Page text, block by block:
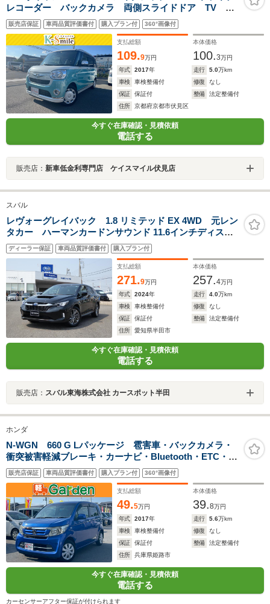
レコーダー バックカメラ 両側スライドドア TV ク
リアランスソナー 衝突被害軽減システム オートマチ
ックハイビーム スマートキー アイドリングストッ
プ 電動格納ミラー CVT ベンチシート
販売店保証 車両品質評価書付 購入プラン付 360°画像付
支払総額
109.9万円
本体価格
100.3万円
年式
2017年 走行 5.0万km
車検
車検整備付 修復
なし
保証
保証付 整備
法定整備付
住所
京都府京都市伏見区
今すぐ在庫確認・見積依頼
電話する
販売店： 新車低金利専門店 ケイスマイル伏見店
スバル
レヴォーグレイバック 1.8 リミテッド EX 4WD 元レン
タカー ハーマンカードンサウンド 11.6インチディスプ
レイ フルセグ Bluetoothオーディオ フロントカメ
ラ サイドカメラ バックカメラ 全周囲カメラ 電動
リヤゲート シートヒーター
ディーラー保証 車両品質評価書付 購入プラン付
支払総額
271.9万円
本体価格
257.4万円
年式
2024年 走行 4.0万km
車検
車検整備付 修復
なし
保証
保証付 整備
法定整備付
住所
愛知県半田市
今すぐ在庫確認・見積依頼
電話する
販売店： スバル東海株式会社 カースポット半田
ホンダ
N-WGN 660 G Lパッケージ 雹害車・バックカメラ・
衝突被害軽減ブレーキ・カーナビ・Bluetooth・ETC・
CD/DVD再生・スマートキー&プッシュスタート・ベンチ
シート・ルームクリーニング
販売店保証 車両品質評価書付 購入プラン付 360°画像付
支払総額
49.5万円
本体価格
39.8万円
年式
2017年 走行 5.6万km
車検
車検整備付 修復
なし
保証
保証付 整備
法定整備付
住所
兵庫県姫路市
今すぐ在庫確認・見積依頼
電話する
カーセンサーアフター保証が付けられます